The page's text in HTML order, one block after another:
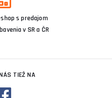
s predajom
v SR a ČR
TIEŽ NA